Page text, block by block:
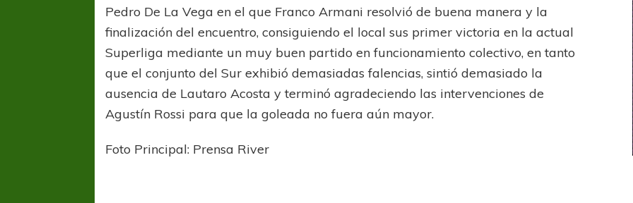
Pedro De La Vega en el que Franco Armani resolvió de buena manera y la
finalización del encuentro, consiguiendo el local sus primer victoria en la actual
Superliga mediante un muy buen partido en funcionamiento colectivo, en tanto
que el conjunto del Sur exhibió demasiadas falencias, sintió demasiado la
ausencia de Lautaro Acosta y terminó agradeciendo las intervenciones de
Agustín Rossi para que la goleada no fuera aún mayor.
Foto Principal: Prensa River